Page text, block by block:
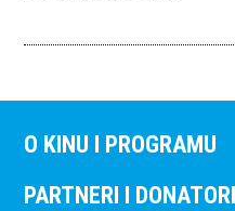
O KINU I PROGRAMU
PARTNERI I DONATORI